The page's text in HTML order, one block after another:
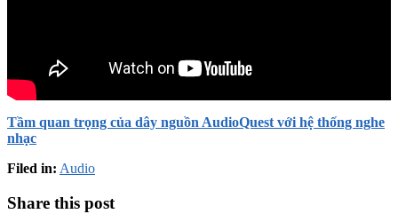
Tầm quan trọng của dây nguồn AudioQuest với hệ thống nghe
nhạc
Filed in: Audio
Share this post